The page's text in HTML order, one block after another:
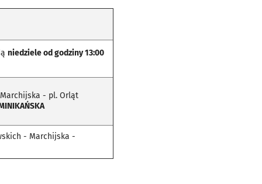
niedziele od godziny 13:00
- pl. Orląt
- Marchijska -